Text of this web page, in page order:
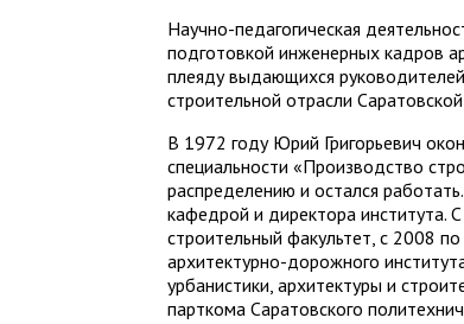
Научно-педагогическая
подготовкой инженерных кадров
плеяду выдающихся
строительной отрасли
В 1972 году Юрий Григорьевич
специальности «Производство
распределению и остался
кафедрой и директора института.
строительный факультет, с 2008
архитектурно-дорожного
урбанистики, архитектуры и
парткома Саратовского